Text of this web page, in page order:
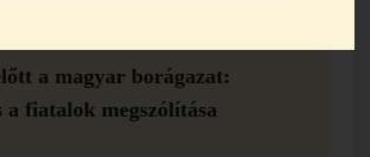
a magyar borágazat:
a fiatalok megszólítása